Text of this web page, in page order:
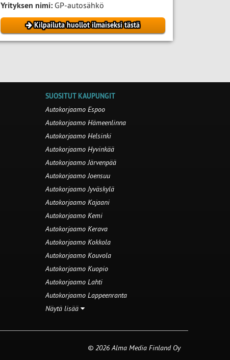
Yrityksen nimi:GP-autosähkö
Kilpailuta huollot ilmaiseksi tästä
SUOSITUT KAUPUNGIT
Autokorjaamo Espoo
Autokorjaamo Hämeenlinna
Autokorjaamo Helsinki
Autokorjaamo Hyvinkää
Autokorjaamo Järvenpää
Autokorjaamo Joensuu
Autokorjaamo Jyväskylä
Autokorjaamo Kajaani
Autokorjaamo Kemi
Autokorjaamo Kerava
Autokorjaamo Kokkola
Autokorjaamo Kouvola
Autokorjaamo Kuopio
Autokorjaamo Lahti
Autokorjaamo Lappeenranta
Näytä lisää
© 2026 Alma Media Finland Oy